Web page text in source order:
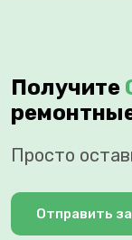
Получите
Просто
Отправить